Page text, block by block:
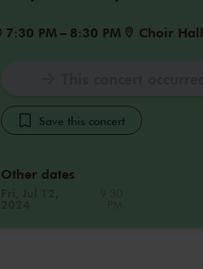
7:30 PM – 8:30 PM Choir Hall
Save this concert
Other dates